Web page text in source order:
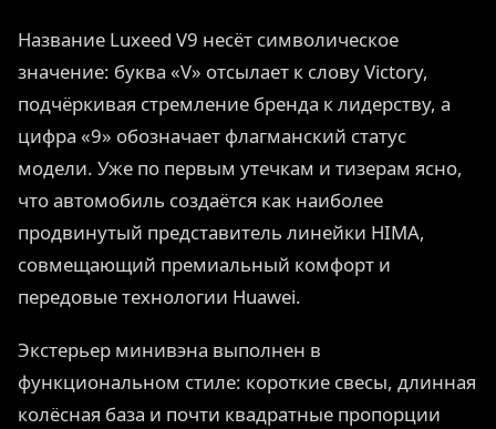
Название Luxeed V9 несёт символическое
значение: буква «V» отсылает к слову Victory,
подчёркивая стремление бренда к лидерству, а
цифра «9» обозначает флагманский статус
модели. Уже по первым утечкам и тизерам ясно,
что автомобиль создаётся как наиболее
продвинутый представитель линейки HIMA,
совмещающий премиальный комфорт и
передовые технологии Huawei.
Экстерьер минивэна выполнен в
функциональном стиле: короткие свесы, длинная
колёсная база и почти квадратные пропорции